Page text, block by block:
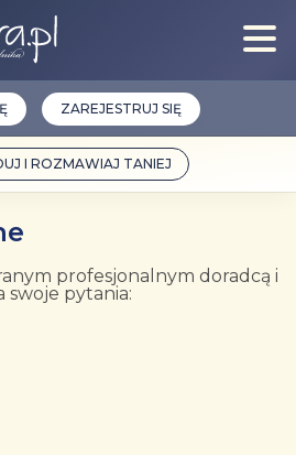
I ROZMAWIAJ TANIEJ
ZAREJESTRUJ SIĘ
profesjonalnym doradcą i
swoje pytania: